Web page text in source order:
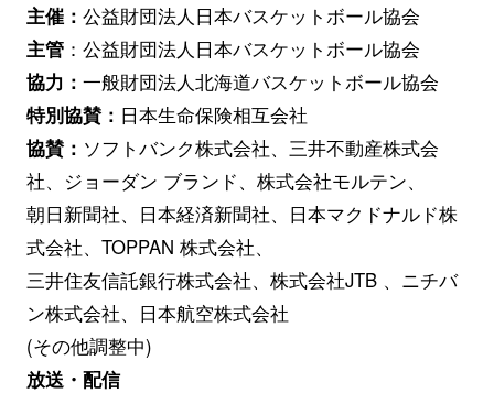
主催： 公益財団法人日本バスケットボール協会
主管：公益財団法人日本バスケットボール協会
協力： 一般財団法人北海道バスケットボール協会
特別協賛： 日本生命保険相互会社
協賛： ソフトバンク株式会社、三井不動産株式会
社、ジョーダン ブランド、株式会社モルテン、
朝日新聞社、日本経済新聞社、日本マクドナルド株
式会社、TOPPAN 株式会社、
三井住友信託銀行株式会社、株式会社JTB 、ニチバ
ン株式会社、日本航空株式会社
(その他調整中)
放送・配信